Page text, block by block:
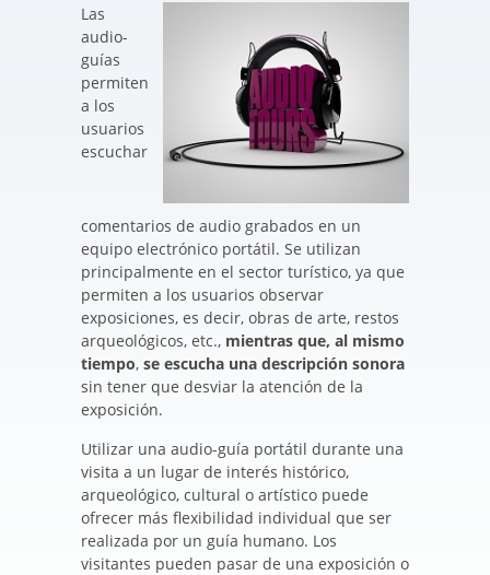
Las
audio-
guías
permiten
a los
usuarios
escuchar
comentarios de audio grabados en un
equipo electrónico portátil. Se utilizan
principalmente en el sector turístico, ya que
permiten a los usuarios observar
exposiciones, es decir, obras de arte, restos
arqueológicos, etc., mientras que, al mismo
tiempo, se escucha una descripción sonora
sin tener que desviar la atención de la
exposición.
Utilizar una audio-guía portátil durante una
visita a un lugar de interés histórico,
arqueológico, cultural o artístico puede
ofrecer más flexibilidad individual que ser
realizada por un guía humano. Los
visitantes pueden pasar de una exposición o